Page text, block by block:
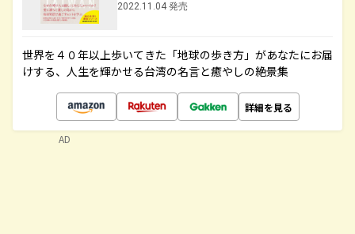
2022.11.04 発売
世界を４０年以上歩いてきた「地球の歩き方」があなたにお届
けする、人生を輝かせる台湾の名言と癒やしの絶景集
詳細を見る
AD